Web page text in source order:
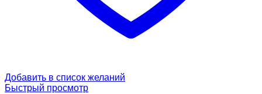
Добавить в список желаний
Быстрый просмотр